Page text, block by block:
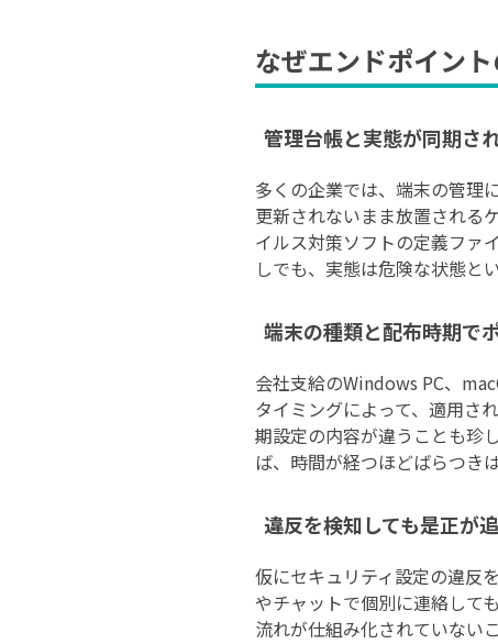
なぜエンドポイン
管理台帳と実態が同期さ
多くの企業では、端末の管理
更新されないまま放置される
イルス対策ソフトの定義ファ
しでも、実態は危険な状態と
端末の種類と配布時期で
会社支給のWindows PC、
タイミングによって、適用さ
期設定の内容が違うことも珍
ば、時間が経つほどばらつき
違反を検知しても是正が
仮にセキュリティ設定の違反
やチャットで個別に連絡して
流れが仕組み化されていない